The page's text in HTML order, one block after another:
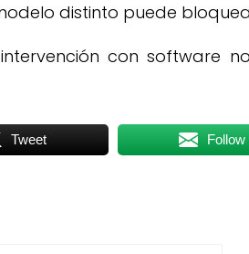
distinto puede
con software
Tweet Follow